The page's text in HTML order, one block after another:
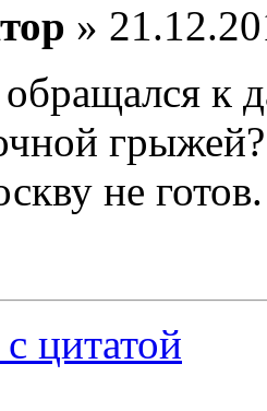
»
к
не готов.
цитатой